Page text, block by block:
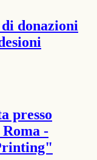
donazioni
presso
-